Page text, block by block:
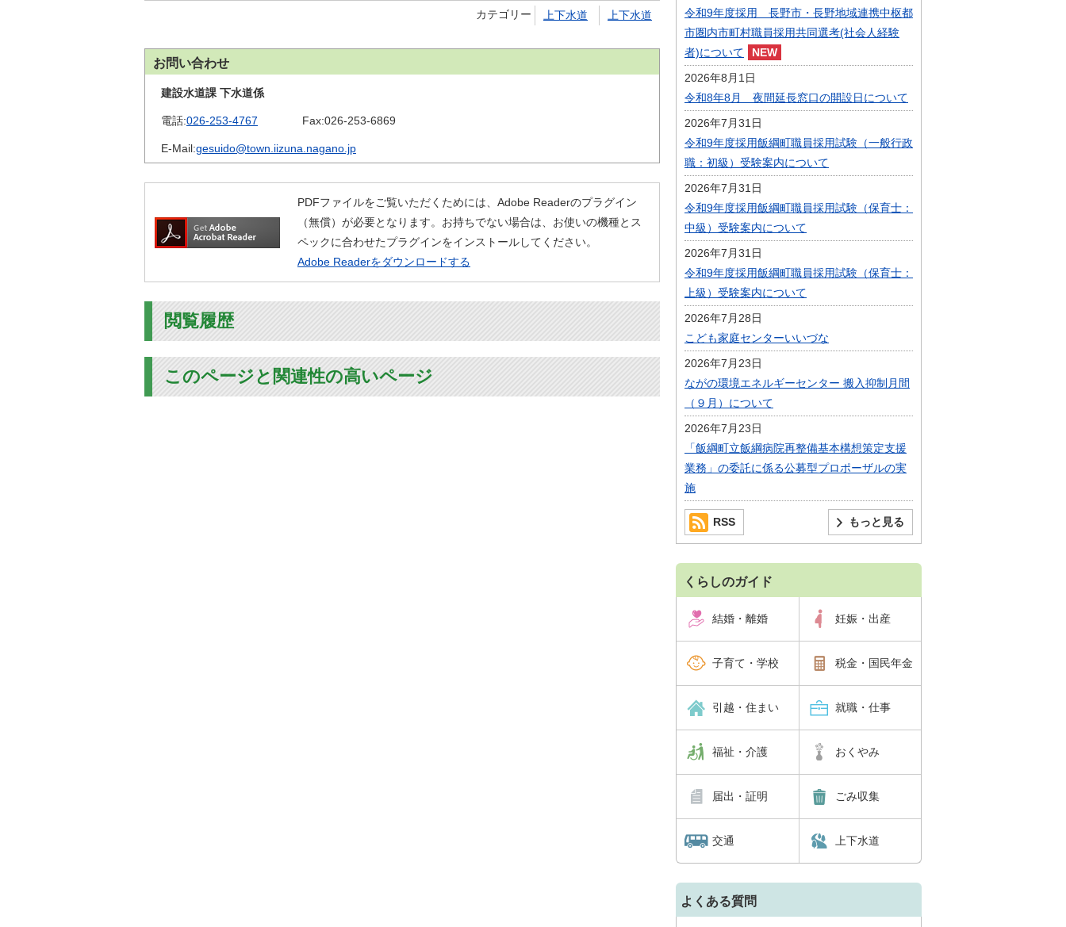
カテゴリー 上下水道 上下水道
お問い合わせ
建設水道課 下水道係
電話:026-253-4767 Fax:026-253-6869
E-Mail:gesuido@town.iizuna.nagano.jp
PDFファイルをご覧いただくためには、Adobe Readerのプラグイン
（無償）が必要となります。お持ちでない場合は、お使いの機種とス
ペックに合わせたプラグインをインストールしてください。
Adobe Readerをダウンロードする
閲覧履歴
このページと関連性の高いページ
令和9年度採用 長野市・長野地域連携中枢都
市圏内市町村職員採用共同選考(社会人経験
者)について
2026年8月1日
令和8年8月 夜間延長窓口の開設日について
2026年7月31日
令和9年度採用飯綱町職員採用試験（一般行政
職：初級）受験案内について
2026年7月31日
令和9年度採用飯綱町職員採用試験（保育士：
中級）受験案内について
2026年7月31日
令和9年度採用飯綱町職員採用試験（保育士：
上級）受験案内について
2026年7月28日
こども家庭センターいいづな
2026年7月23日
ながの環境エネルギーセンター 搬入抑制月間
（９月）について
2026年7月23日
「飯綱町立飯綱病院再整備基本構想策定支援
業務」の委託に係る公募型プロポーザルの実
施
もっと見る
RSS
くらしのガイド
結婚・離婚 妊娠・出産
子育て・学校 税金・国民年金
引越・住まい 就職・仕事
福祉・介護 おくやみ
届出・証明 ごみ収集
交通 上下水道
よくある質問